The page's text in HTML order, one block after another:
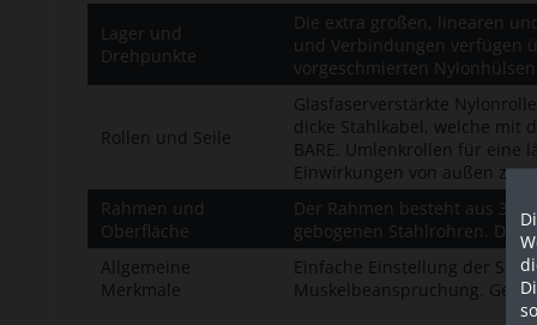
Lager und
Drehpunkte
Die extra großen, linearen
und Verbindungen verfügen
vorgeschmierten
Rollen und Seile
Glasfaserverstärkte
dicke Stahlkabel, welche mit
BARE. Umlenkrollen für eine
Einwirkungen von außen zu
Rahmen und
Oberfläche
Der Rahmen besteht aus 3
gebogenen Stahlrohren. Die
Allgemeine
Merkmale
Einfache Einstellung der
Muskelbeanspruchung.